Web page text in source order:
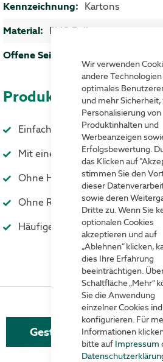
Wir verwenden
andere
optimales
und mehr Sicherheit,
Personalisierung von
Produktinhalten und
Werbeanzeigen
Erfolgsbewertung.
das Klicken auf
stimmen Sie den
dieser
sowie deren
Dritte zu. Wenn Sie
optionalen Cookies
akzeptieren und auf
„Ablehnen“ klicken,
dies Ihre Erfahrung
beeinträchtigen.
Schaltfläche „Mehr“
Sie die Anwendung
einzelner Cookies
konfigurieren. Für
Informationen
bitte auf Impressum
Kartons
PVC-Folie
Produktvorteile
Einfach zwischen gestapelte
Mit einer stabilen Lasche zum
Ohne Hilfe von Klebstoffen
Ohne Rückstände beim
Häufige Wiederverwendbarkeit
Gestapelte Kartons